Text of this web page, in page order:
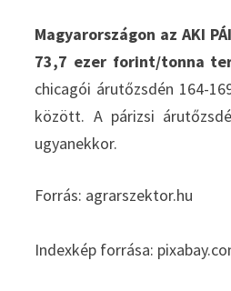
Magyarországon az AKI
73,7 ezer forint/tonna
chicagói árutőzsdén 164-
között. A párizsi
ugyanekkor.
Forrás: agrarszektor.hu
Indexkép forrása: